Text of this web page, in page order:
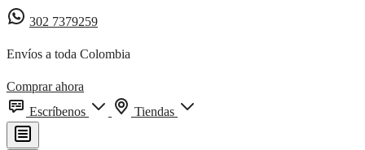
302 7379259
Envíos a toda Colombia
Comprar ahora
Escríbenos
Tiendas